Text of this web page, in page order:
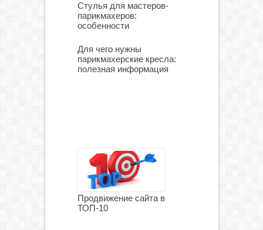
Стулья для мастеров-
парикмахеров:
особенности
Для чего нужны
парикмахерские кресла:
полезная информация
Продвижение сайта в
ТОП-10